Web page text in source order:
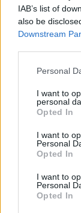
IAB’s list of
also be
Downstream
Personal
I want to
personal
Opted In
I want to
Personal
Opted In
I want to
Personal
Opted In
AJÁNLJUK MÉG